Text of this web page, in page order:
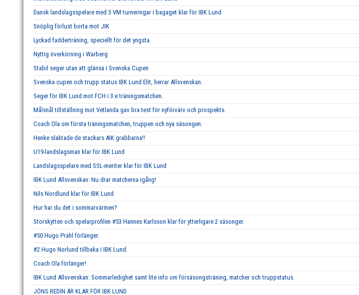
Dansk landslagsspelare med 3 VM turneringar i bagaget klar för IBK Lund
Snöplig förlust borta mot JIK
Lyckad fadderträning, speciellt för det yngsta.
Nyttig överkörning i Warberg
Stabil seger utan att glänsa i Svenska Cupen
Svenska cupen och trupp status IBK Lund Elit, herrar Allsvenskan.
Seger för IBK Lund mot FCH i 3:e träningsmatchen.
Målsnål tillställning mot Vetlanda gav bra test för nyförvärv och prospekts.
Coach Ola om första träningsmatchen, truppen och nya säsongen.
Henke slaktade de stackars AIK grabbarna!!
U19-landslagsman klar för IBK Lund
Landslagsspelare med SSL-meriter klar för IBK Lund
IBK Lund Allsvenskan: Nu drar matcherna igång!
Nils Nordlund klar för IBK Lund
Hur har du det i sommarvärmen?
Storskytten och spelarprofilen #53 Hannes Karlsson klar för ytterligare 2 säsonger.
#50 Hugo Prahl förlänger.
#2 Hugo Norlund tillbaka i IBK Lund.
Coach Ola förlänger!
IBK Lund Allsvenskan: Sommarledighet samt lite info om försäsongsträning, matcher och truppstatus.
JÖNS REDIN ÄR KLAR FÖR IBK LUND